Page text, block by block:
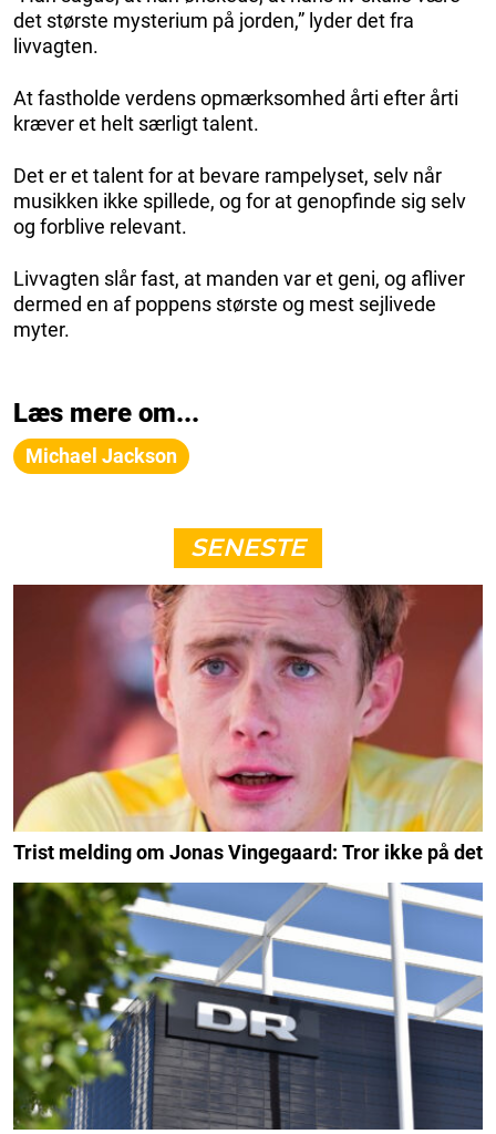
det største mysterium på jorden,” lyder det fra
livvagten.
At fastholde verdens opmærksomhed årti efter årti
kræver et helt særligt talent.
Det er et talent for at bevare rampelyset, selv når
musikken ikke spillede, og for at genopfinde sig selv
og forblive relevant.
Livvagten slår fast, at manden var et geni, og afliver
dermed en af poppens største og mest sejlivede
myter.
Læs mere om...
Michael Jackson
SENESTE
Trist melding om Jonas Vingegaard: Tror ikke på det